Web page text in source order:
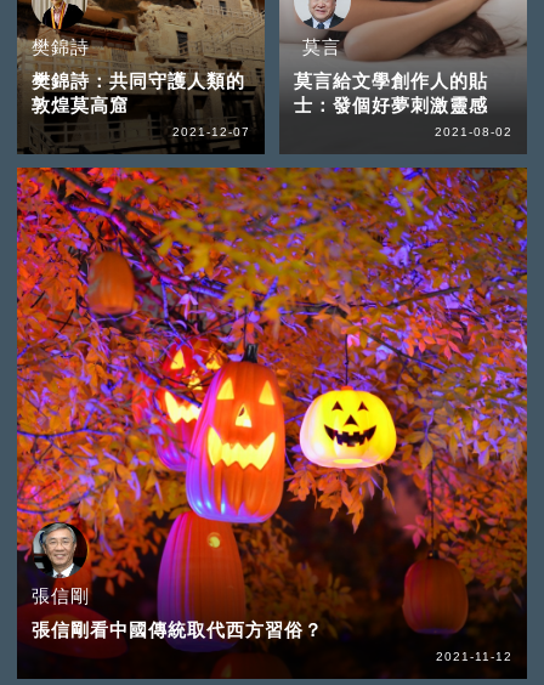
樊錦詩
樊錦詩：共同守護人類的
敦煌莫高窟
2021-12-07
張信剛
張信剛看中國傳統取代西方習俗？
2021-11-12
莫言
莫言給文學創作人的貼
士：發個好夢刺激靈感
2021-08-02